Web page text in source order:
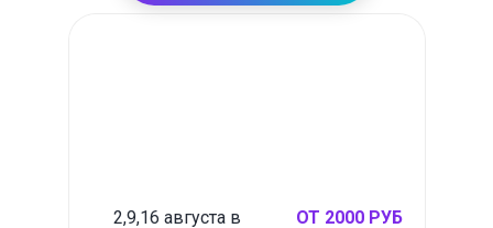
2,9,16 августа в
ОТ 2000 РУБ